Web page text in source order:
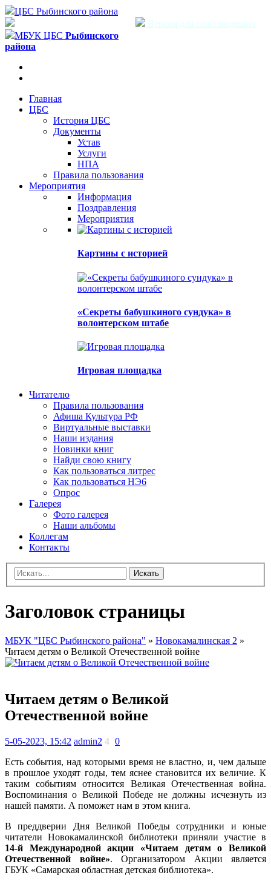
ЦБС Рыбинского района
Версия для слабовидящих
МБУК ЦБС Рыбинского
района
Главная
ЦБС
История ЦБС
Документы
Устав
Услуги
НПА
Правила пользования
Мероприятия
Информация
Поздравления
Мероприятия
Картины с историей
«Секреты бабушкиного сундука» в
волонтерском штабе
Игровая площадка
Читателю
Правила пользования
Афиша Культура РФ
Виртуальные выставки
Наши издания
Новинки книг
Найди свою книгу
Как пользоваться литрес
Как пользоваться НЭ6
Опрос
Галерея
Фото галерея
Наши альбомы
Коллегам
Контакты
Искать
Заголовок страницы
МБУК "ЦБС Рыбинского района" » Новокамалинская 2 »
Читаем детям о Великой Отечественной войне
Читаем детям о Великой
Отечественной войне
5-05-2023, 15:42 admin2 4 0
Есть события, над которыми время не властно, и, чем дальше
в прошлое уходят годы, тем яснее становится их величие. К
таким событиям относится Великая Отечественная война.
Воспоминания о Великой Победе не должны исчезнуть из
нашей памяти. А поможет нам в этом книга.
В преддверии Дня Великой Победы сотрудники и юные
читатели Новокамалинской библиотеки приняли участие в
14-й Международной акции «Читаем детям о Великой
Отечественной войне». Организатором Акции является
ГБУК «Самарская областная детская библиотека».